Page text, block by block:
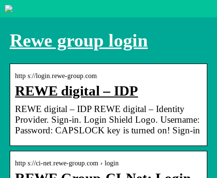
Rewe group login
http s://login.rewe-group.com
REWE digital – IDP
REWE digital – IDP REWE digital – Identity
Provider. Sign-in. Login Shield Logo. Username:
Password: CAPSLOCK key is turned on! Sign-in
http s://ci-net.rewe-group.com › login